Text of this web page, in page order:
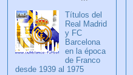
Títulos del
Real Madrid
y FC
Barcelona
en la época
de Franco
desde 1939 al 1975